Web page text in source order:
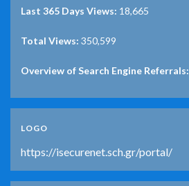
Last 365 Days Views: 18,665
Total Views: 350,599
Overview of Search Engine Referrals:
LOGO
https://isecurenet.sch.gr/portal/